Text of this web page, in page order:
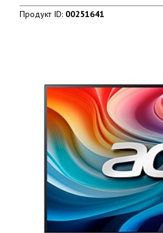
Продукт ID: 00251641